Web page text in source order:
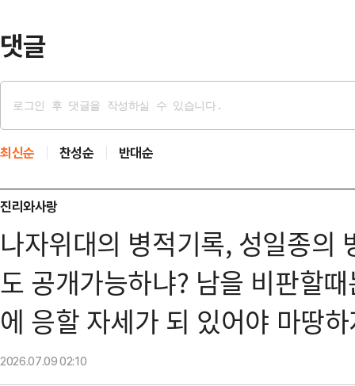
댓글
최신순 찬성순 반대순
진리와사랑
나자위대의 병적기록, 성일종의
도 공개가능하냐? 남을 비판할
에 응할 자세가 되 있어야 마땅
2026.07.0902:10